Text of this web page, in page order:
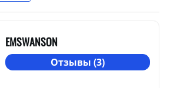
EMSWANSON
Отзывы (3)